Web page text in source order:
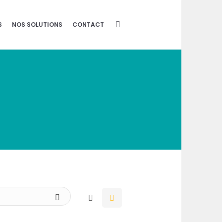
NOS SOLUTIONS CONTACT